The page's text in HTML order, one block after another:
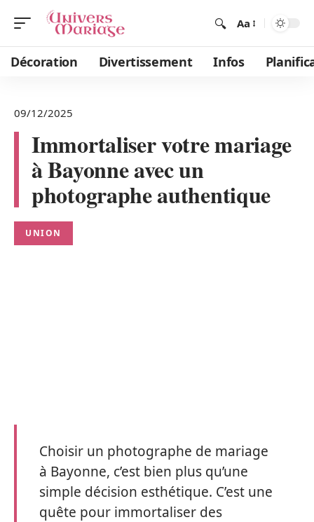
Aa
Décoration Divertissement Infos
09/12/2025
Immortaliser votre mariage
à Bayonne avec un
photographe authentique
UNION
Choisir un photographe de mariage
à Bayonne, c’est bien plus qu’une
simple décision esthétique. C’est une
quête pour immortaliser des